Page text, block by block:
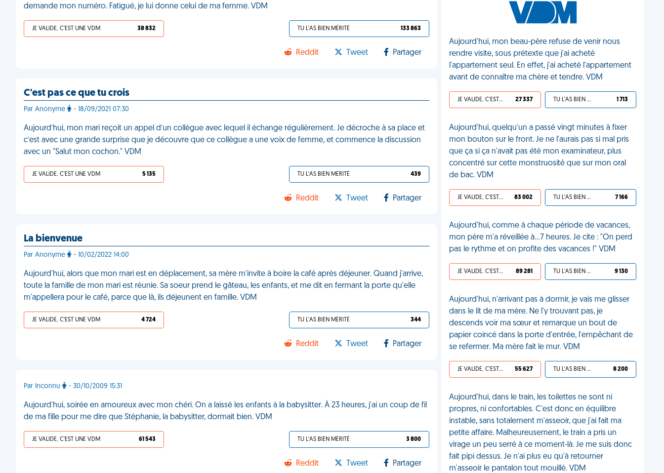
demande mon numéro. Fatigué, je lui donne celui de ma femme. VDM
JE VALIDE, C'EST UNE VDM 38 832 TU L'AS BIEN MÉRITÉ 133 863
Reddit Tweet Partager
C'est pas ce que tu crois
Par Anonyme - 18/09/2021 07:30
Aujourd’hui, mon mari reçoit un appel d’un collègue avec lequel il échange régulièrement. Je décroche à sa place et
c’est avec une grande surprise que je découvre que ce collègue a une voix de femme, et commence la discussion
avec un "Salut mon cochon." VDM
JE VALIDE, C'EST UNE VDM 5 135 TU L'AS BIEN MÉRITÉ 439
Reddit Tweet Partager
La bienvenue
Par Anonyme - 10/02/2022 14:00
Aujourd'hui, alors que mon mari est en déplacement, sa mère m'invite à boire la café après déjeuner. Quand j'arrive,
toute la famille de mon mari est réunie. Sa soeur prend le gâteau, les enfants, et me dit en fermant la porte qu'elle
m'appellera pour le café, parce que là, ils déjeunent en famille. VDM
JE VALIDE, C'EST UNE VDM 4 724 TU L'AS BIEN MÉRITÉ 344
Reddit Tweet Partager
Par Inconnu - 30/10/2009 15:31
Aujourd'hui, soirée en amoureux avec mon chéri. On a laissé les enfants à la babysitter. À 23 heures, j'ai un coup de fil
de ma fille pour me dire que Stéphanie, la babysitter, dormait bien. VDM
JE VALIDE, C'EST UNE VDM 61 543 TU L'AS BIEN MÉRITÉ 3 800
Reddit Tweet Partager
Aujourd'hui, mon beau-père refuse de venir nous
rendre visite, sous prétexte que j'ai acheté
l'appartement seul. En effet, j'ai acheté l'appartement
avant de connaître ma chère et tendre. VDM
JE VALIDE, C'EST UNE VDM 27 337 TU L'AS BIEN MÉRITÉ 1 713
Aujourd'hui, quelqu'un a passé vingt minutes à fixer
mon bouton sur le front. Je ne l'aurais pas si mal pris
que ça si ça n'avait pas été mon examinateur, plus
concentré sur cette monstruosité que sur mon oral
de bac. VDM
JE VALIDE, C'EST UNE VDM 83 002 TU L'AS BIEN MÉRITÉ 7 166
Aujourd'hui, comme à chaque période de vacances,
mon père m'a réveillée à…7 heures. Je cite : "On perd
pas le rythme et on profite des vacances !" VDM
JE VALIDE, C'EST UNE VDM 89 281 TU L'AS BIEN MÉRITÉ 9 130
Aujourd'hui, n'arrivant pas à dormir, je vais me glisser
dans le lit de ma mère. Ne l'y trouvant pas, je
descends voir ma sœur et remarque un bout de
papier coincé dans la porte d'entrée, l'empêchant de
se refermer. Ma mère fait le mur. VDM
JE VALIDE, C'EST UNE VDM 55 627 TU L'AS BIEN MÉRITÉ 8 200
Aujourd'hui, dans le train, les toilettes ne sont ni
propres, ni confortables. C'est donc en équilibre
instable, sans totalement m'asseoir, que j'ai fait ma
petite affaire. Malheureusement, le train a pris un
virage un peu serré à ce moment-là. Je me suis donc
fait pipi dessus. Je n'ai plus eu qu'à retourner
m'asseoir le pantalon tout mouillé. VDM